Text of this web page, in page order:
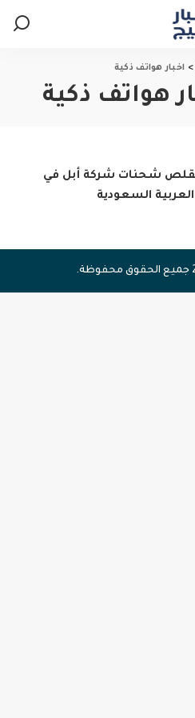
اخبار هواتف ذكية
هواتف ذكية
١٤ تقلص شحنات شركة أبل في
السعودية